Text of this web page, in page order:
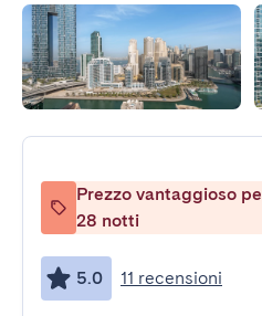
Prezzo vantaggioso
28 notti
5.0 11 recensioni